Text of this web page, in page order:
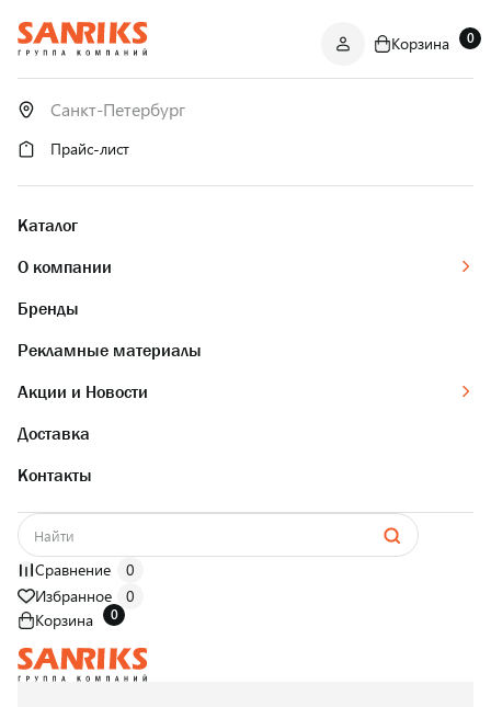
ОПТОМ
И В РОЗНИЦУ
Корзина 0
Прайс-лист
Каталог
О компании
Бренды
Рекламные материалы
Акции и Новости
Доставка
Контакты
Сравнение
0
Избранное
0
Корзина
0